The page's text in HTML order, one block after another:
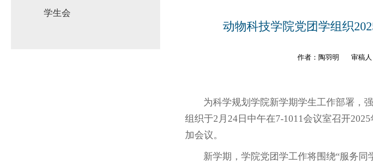
学生会
动物科技学院党团学组织
作者：陶羽明 审稿
为科学规划学院新学期学生工作部署，
组织于2月24日中午在7-1011会议室召开
加会议。
新学期，学院党团学工作将围绕“服务